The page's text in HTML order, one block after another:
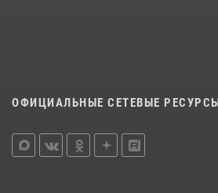
ОФИЦИАЛЬНЫЕ СЕТЕВЫЕ РЕСУРСЫ